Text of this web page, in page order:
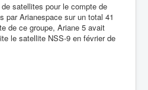
satellites pour le compte de
par Arianespace sur un total 41
de ce groupe, Ariane 5 avait
le satellite NSS-9 en février de